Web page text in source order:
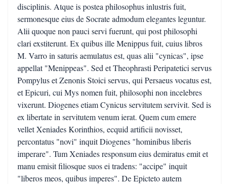
disciplinis. Atque is postea philosophus inlustris fuit,
sermonesque eius de Socrate admodum elegantes leguntur.
Alii quoque non pauci servi fuerunt, qui post philosophi
clari exstiterunt. Ex quibus ille Menippus fuit, cuius libros
M. Varro in saturis aemulatus est, quas alii "cynicas", ipse
appellat "Menippeas". Sed et Theophrasti Peripatetici servus
Pompylus et Zenonis Stoici servus, qui Persaeus vocatus est,
et Epicuri, cui Mys nomen fuit, philosophi non incelebres
vixerunt. Diogenes etiam Cynicus servitutem servivit. Sed is
ex libertate in servitutem venum ierat. Quem cum emere
vellet Xeniades Korinthios, ecquid artificii novisset,
percontatus "novi" inquit Diogenes "hominibus liberis
imperare". Tum Xeniades responsum eius demiratus emit et
manu emisit filiosque suos ei tradens: "accipe" inquit
"liberos meos, quibus imperes". De Epicteto autem